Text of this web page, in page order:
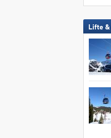
Lifte &